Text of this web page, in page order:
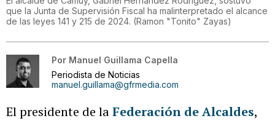
que la Junta de Supervisión Fiscal ha malinterpretado el alcance
de las leyes 141 y 215 de 2024. (Ramon "Tonito" Zayas)
Por Manuel Guillama Capella
Periodista de Noticias
manuel.guillama@gfrmedia.com
El presidente de laFederación de Alcaldes,